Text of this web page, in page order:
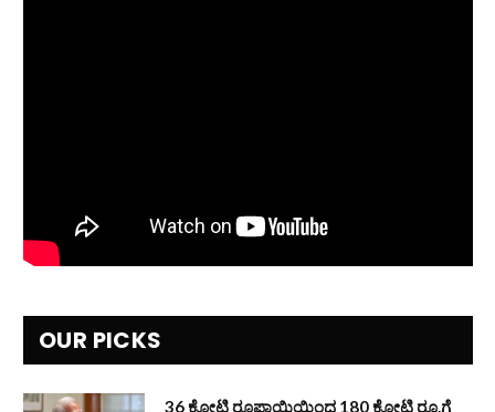
OUR PICKS
36 ಕೋಟಿ ರೂಪಾಯಿಯಿಂದ 180 ಕೋಟಿ ರೂ.ಗೆ